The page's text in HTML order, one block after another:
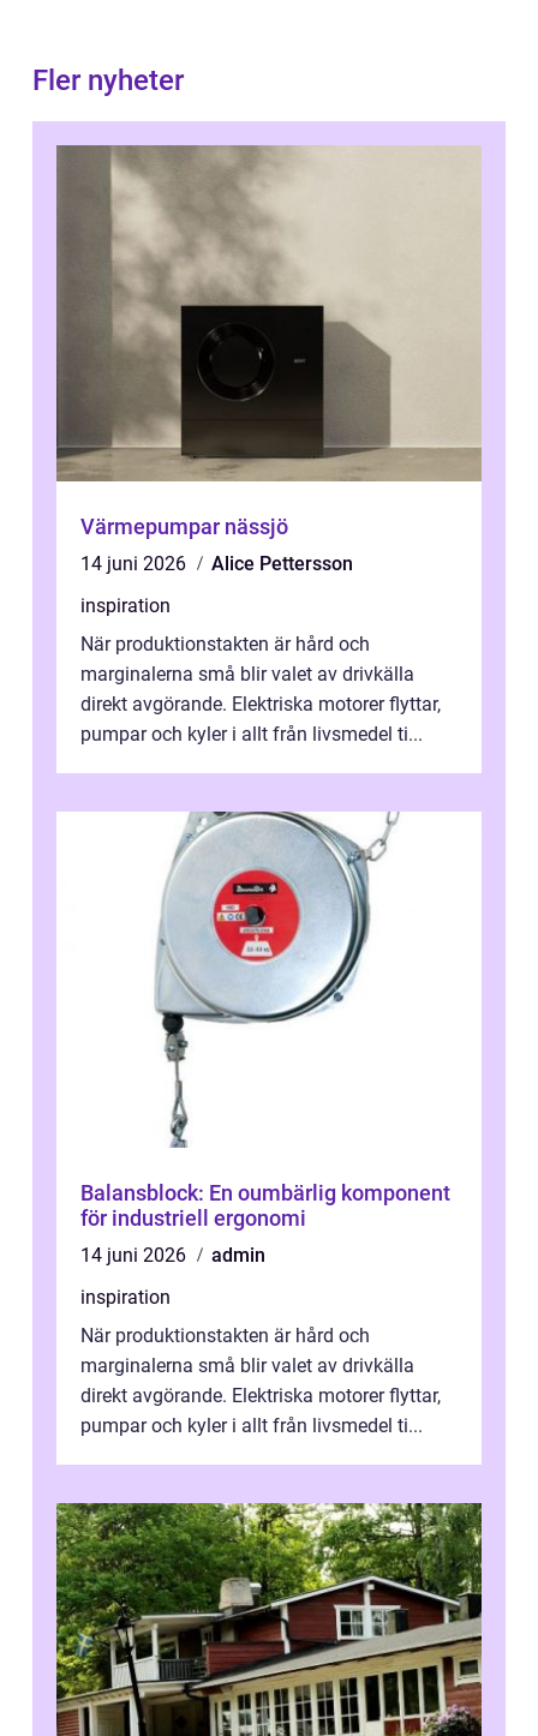
Fler nyheter
Värmepumpar nässjö
14 juni 2026
Alice Pettersson
inspiration
När produktionstakten är hård och
marginalerna små blir valet av drivkälla
direkt avgörande. Elektriska motorer flyttar,
pumpar och kyler i allt från livsmedel ti...
Balansblock: En oumbärlig komponent
för industriell ergonomi
14 juni 2026
admin
inspiration
När produktionstakten är hård och
marginalerna små blir valet av drivkälla
direkt avgörande. Elektriska motorer flyttar,
pumpar och kyler i allt från livsmedel ti...